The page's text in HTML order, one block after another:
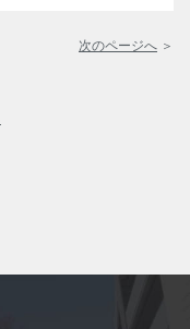
次のページへ ＞